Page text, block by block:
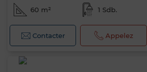
60 m² 1 Sdb.
Contacter Appelez